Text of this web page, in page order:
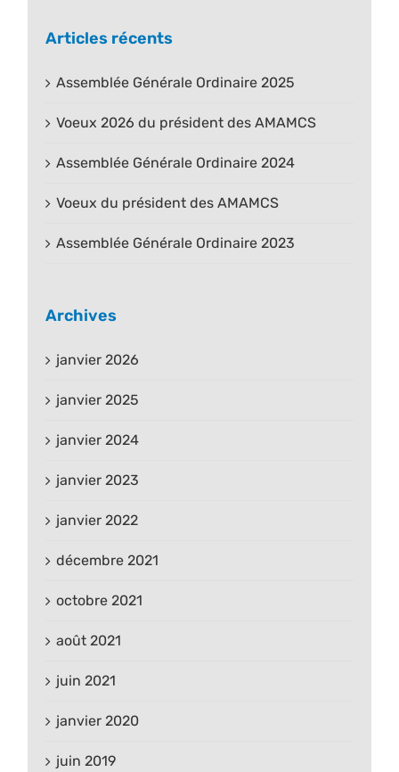
Articles récents
Assemblée Générale Ordinaire 2025
Voeux 2026 du président des AMAMCS
Assemblée Générale Ordinaire 2024
Voeux du président des AMAMCS
Assemblée Générale Ordinaire 2023
Archives
janvier 2026
janvier 2025
janvier 2024
janvier 2023
janvier 2022
décembre 2021
octobre 2021
août 2021
juin 2021
janvier 2020
juin 2019